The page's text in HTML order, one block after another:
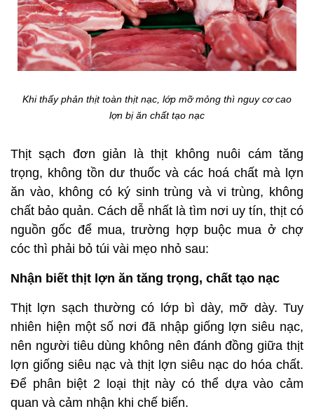
Khi thấy phản thịt toàn thịt nạc, lớp mỡ mỏng thì nguy cơ cao
lợn bị ăn chất tạo nạc
Thịt sạch đơn giản là thịt không nuôi cám tăng
trọng, không tồn dư thuốc và các hoá chất mà lợn
ăn vào, không có ký sinh trùng và vi trùng, không
chất bảo quản. Cách dễ nhất là tìm nơi uy tín, thịt có
nguồn gốc để mua, trường hợp buộc mua ở chợ
cóc thì phải bỏ túi vài mẹo nhỏ sau:
Nhận biết thịt lợn ăn tăng trọng, chất tạo nạc
Thịt lợn sạch thường có lớp bì dày, mỡ dày. Tuy
nhiên hiện một số nơi đã nhập giống lợn siêu nạc,
nên người tiêu dùng không nên đánh đồng giữa thịt
lợn giống siêu nạc và thịt lợn siêu nạc do hóa chất.
Để phân biệt 2 loại thịt này có thể dựa vào cảm
quan và cảm nhận khi chế biến.